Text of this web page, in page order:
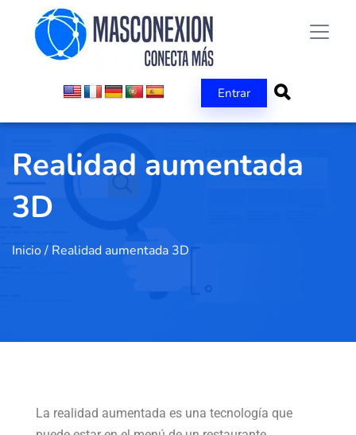
Entrar
Realidad aumentada
3D
Inicio/ Realidad aumentada 3D
La realidad aumentada es una tecnología que